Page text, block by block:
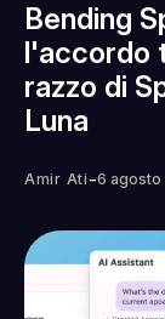
Bending
l'accordo
razzo di
Luna
Amir Ati -6 agosto